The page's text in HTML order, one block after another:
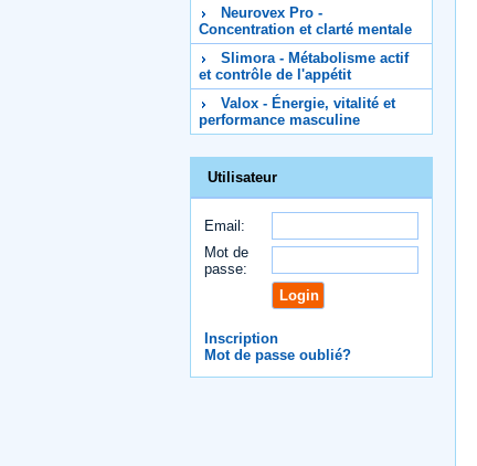
Neurovex Pro -
Concentration et clarté mentale
Slimora - Métabolisme actif
et contrôle de l'appétit
Valox - Énergie, vitalité et
performance masculine
Utilisateur
Email:
Mot de
passe:
Inscription
Mot de passe oublié?